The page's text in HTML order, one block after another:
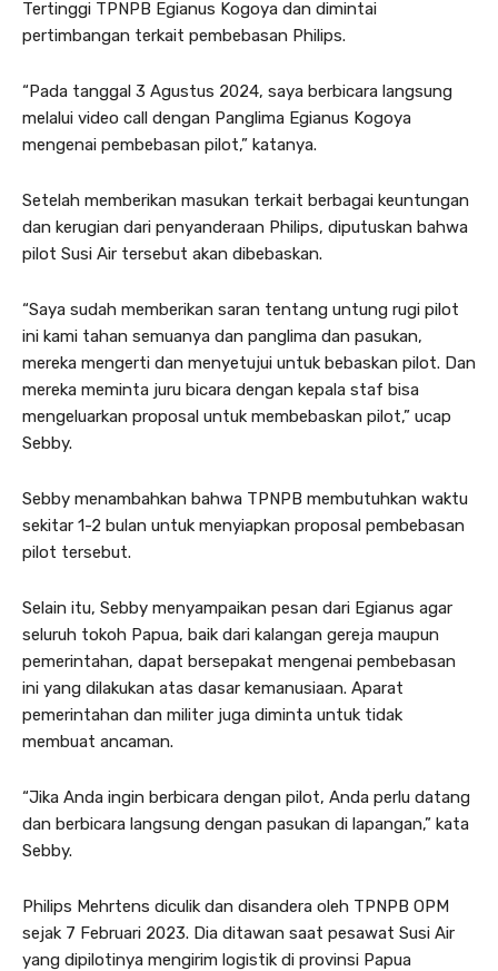
Tertinggi TPNPB Egianus Kogoya dan dimintai
pertimbangan terkait pembebasan Philips.
“Pada tanggal 3 Agustus 2024, saya berbicara langsung
melalui video call dengan Panglima Egianus Kogoya
mengenai pembebasan pilot,” katanya.
Setelah memberikan masukan terkait berbagai keuntungan
dan kerugian dari penyanderaan Philips, diputuskan bahwa
pilot Susi Air tersebut akan dibebaskan.
“Saya sudah memberikan saran tentang untung rugi pilot
ini kami tahan semuanya dan panglima dan pasukan,
mereka mengerti dan menyetujui untuk bebaskan pilot. Dan
mereka meminta juru bicara dengan kepala staf bisa
mengeluarkan proposal untuk membebaskan pilot,” ucap
Sebby.
Sebby menambahkan bahwa TPNPB membutuhkan waktu
sekitar 1-2 bulan untuk menyiapkan proposal pembebasan
pilot tersebut.
Selain itu, Sebby menyampaikan pesan dari Egianus agar
seluruh tokoh Papua, baik dari kalangan gereja maupun
pemerintahan, dapat bersepakat mengenai pembebasan
ini yang dilakukan atas dasar kemanusiaan. Aparat
pemerintahan dan militer juga diminta untuk tidak
membuat ancaman.
“Jika Anda ingin berbicara dengan pilot, Anda perlu datang
dan berbicara langsung dengan pasukan di lapangan,” kata
Sebby.
Philips Mehrtens diculik dan disandera oleh TPNPB OPM
sejak 7 Februari 2023. Dia ditawan saat pesawat Susi Air
yang dipilotinya mengirim logistik di provinsi Papua